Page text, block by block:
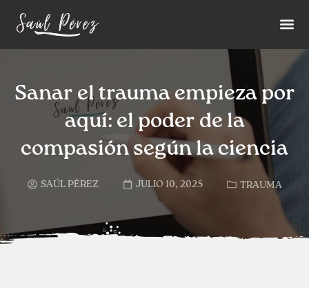
Sanar el trauma empieza por
aquí: el poder de la
compasión según la ciencia
SAÚL PÉREZ JULIO 10, 2025 TRAUMA